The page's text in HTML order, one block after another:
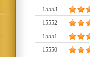
15553
15552
15551
15550